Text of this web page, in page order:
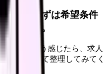
んへ。まずは希望条件
れます。
な...」そう感じたら、求人
安を分けて整理してみてく